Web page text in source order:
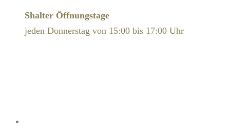
Shalter Öffnungstage
jeden Donnerstag von 15:00 bis 17:00 Uhr